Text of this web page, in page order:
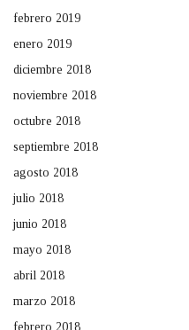
febrero 2019
enero 2019
diciembre 2018
noviembre 2018
octubre 2018
septiembre 2018
agosto 2018
julio 2018
junio 2018
mayo 2018
abril 2018
marzo 2018
febrero 2018